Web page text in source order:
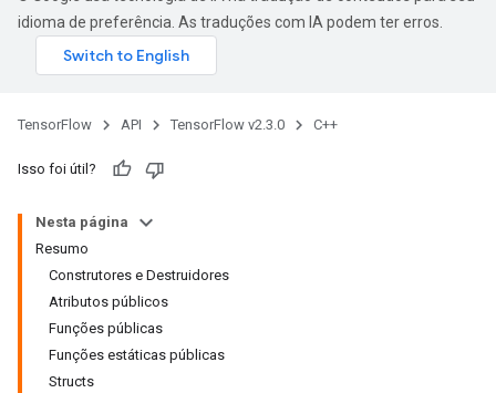
idioma de preferência. As traduções com IA podem ter erros.
TensorFlow API TensorFlow v2.3.0 C++
Isso foi útil?
Nesta página
Resumo
Construtores e Destruidores
Atributos públicos
Funções públicas
Funções estáticas públicas
Structs